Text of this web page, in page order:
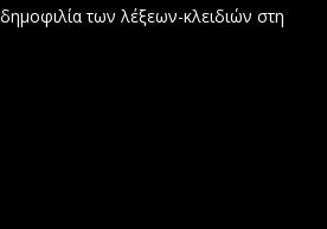
των λέξεων-κλειδιών στη